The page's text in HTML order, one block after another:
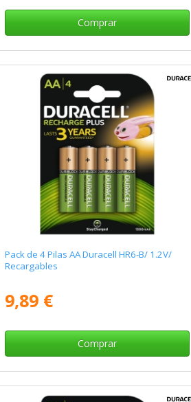
Comprar
Pack de 4 Pilas AA Duracell HR6-B/ 1.2V/
Recargables
9,89 €
Comprar